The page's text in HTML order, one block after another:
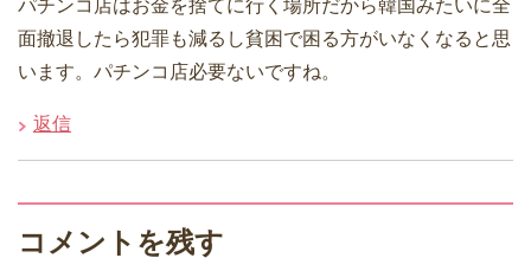
パチンコ店はお金を捨てに行く場所だから韓国みたいに全
面撤退したら犯罪も減るし貧困で困る方がいなくなると思
います。パチンコ店必要ないですね。
返信
コメントを残す